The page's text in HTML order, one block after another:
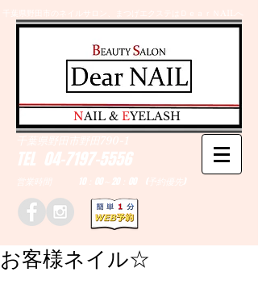
千葉県野田市のネイルサロン、まつげエクステはＤｅａｒＮAILへ
TEL 04-7197-5556
営業時間 10：00～20：00 (予約優先)
千葉県野田市野田790-1
​NAIL & EYELASH
お客様ネイル☆